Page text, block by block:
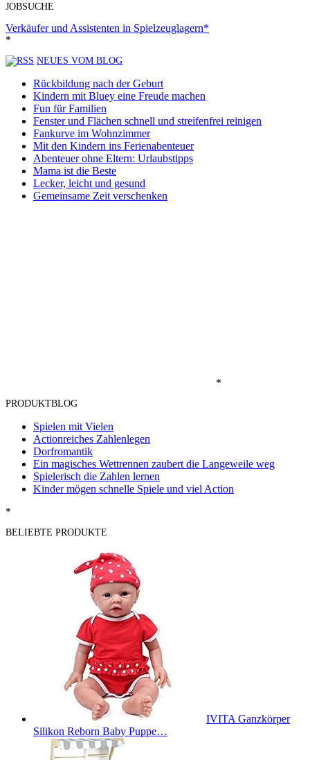
JOBSUCHE
Verkäufer und Assistenten in Spielzeuglagern*
*
NEUES VOM BLOG
Rückbildung nach der Geburt
Kindern mit Bluey eine Freude machen
Fun für Familien
Fenster und Flächen schnell und streifenfrei reinigen
Fankurve im Wohnzimmer
Mit den Kindern ins Ferienabenteuer
Abenteuer ohne Eltern: Urlaubstipps
Mama ist die Beste
Lecker, leicht und gesund
Gemeinsame Zeit verschenken
*
PRODUKTBLOG
Spielen mit Vielen
Actionreiches Zahlenlegen
Dorfromantik
Ein magisches Wettrennen zaubert die Langeweile weg
Spielerisch die Zahlen lernen
Kinder mögen schnelle Spiele und viel Action
*
BELIEBTE PRODUKTE
IVITA Ganzkörper
Silikon Reborn Baby Puppe…